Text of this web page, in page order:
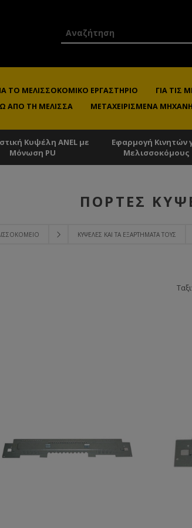
ΤΟ ΜΕΛΙΣΣΟΚΟΜΙΚΌ ΕΡΓΑΣΤΉΡΙΟ ΓΙΑ ΤΙΣ
ΑΠΌ ΤΗ ΜΈΛΙΣΣΑ
ΜΕΤΑΧΕΙΡΙΣΜΈΝΑ
Κυψέλη ANEL με
Μόνωση PU
Εφαρμογή Κινητών
Μελισσοκόμους
ΚΥΨΈΛΕΣ ΚΑΙ ΤΑ ΕΞΑΡΤΉΜΑΤΑ ΤΟΥΣ
ΠΌΡΤΕΣ